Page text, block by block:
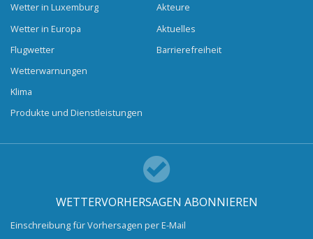
Wetter in Luxemburg
Wetter in Europa
Flugwetter
Wetterwarnungen
Klima
Produkte und Dienstleistungen
Akteure
Aktuelles
Barrierefreiheit
WETTERVORHERSAGEN ABONNIEREN
Einschreibung für Vorhersagen per E-Mail